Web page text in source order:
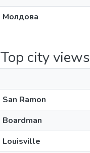
Молдова
Top city views
San Ramon
Boardman
Louisville